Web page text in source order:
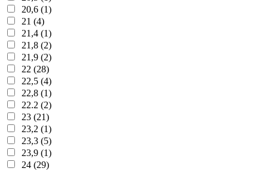
20,6 (1)
21 (4)
21,4 (1)
21,8 (2)
21,9 (2)
22 (28)
22,5 (4)
22,8 (1)
22.2 (2)
23 (21)
23,2 (1)
23,3 (5)
23,9 (1)
24 (29)